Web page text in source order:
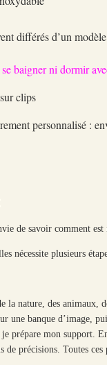
différés d’un
baigner ni dormir
clips
personnalisé :
de savoir comment
nécessite plusieurs
nature, des animaux,
une banque d’image,
prépare mon support.
de précisions. Toutes